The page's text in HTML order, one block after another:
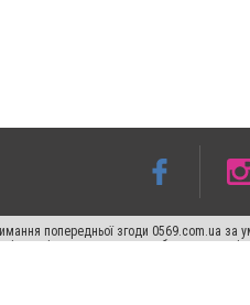
попередньої згоди 0569.com.ua
статті не нижче другого абзацу в